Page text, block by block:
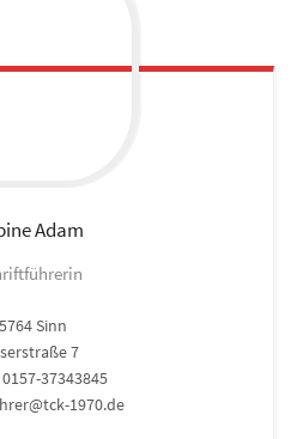
Adam
Sinn
7
37343845
1970.de